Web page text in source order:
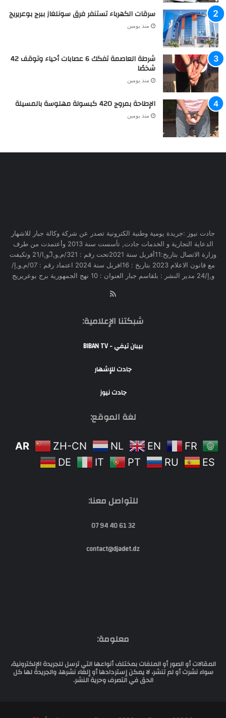
سرقات الكهرباء تستنفر فرق سونلغاز ببرج بوعريريج
منذ يومين
شرطة العاصمة تفكك 6 عصابات أحياء وتوقف 42
شخصًا
منذ يومين
الإطاحة بمروج 420 كبسولة مهلوسة بالمسيلة
منذ يومين
جادت نيوز :جريدة يومية وطنية الكترونية تصدر عن شركة وكالة جبار للاشهار
الدعاية التجارية و الخدمات جادت, تأسست سنة 2013 وأعتمدت من طرف
وزارة الاتصال بتاريخ:11أفريل سنة 2021تحت رقم : 321/م,و,ا,ّو,ا/21 وتكيفت
مع قانون الاعلام 2023 بتاريخ : 16افريل سنة 2024 اعتماد رقم : 07/م,و,إ/
و,إ/24 مدير النشر : بلقاسم جبار العنوان : 10 نهج الجمهورية برج بوعريريج
شبكتنا الإعلامية:
بيبان تيفي - BIBAN TV
جادت للإشهار
جادت نيوز
لغة الموقع:
AR ZH-CN NL EN
FR
DE
IT PT RU ES
للتواصل معنا:
32 61 40 94 07
contact@djadet.dz
معلومة:
المقالات أو الصور أو الملفات بمختلف أنواعها التي ترسل للجريدة الإلكترونية،
سواء نشرت أو لم تنشر، لا يمكن إستردادها أو إلغاء نشرها، والجريدة لها كل
الحق في التصرف وحرية النشر.